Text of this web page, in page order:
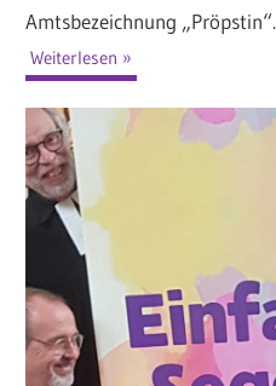
Amtsbezeichnung
Weiterlesen